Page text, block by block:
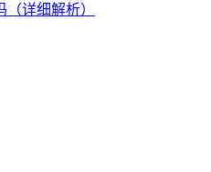
详细解析）